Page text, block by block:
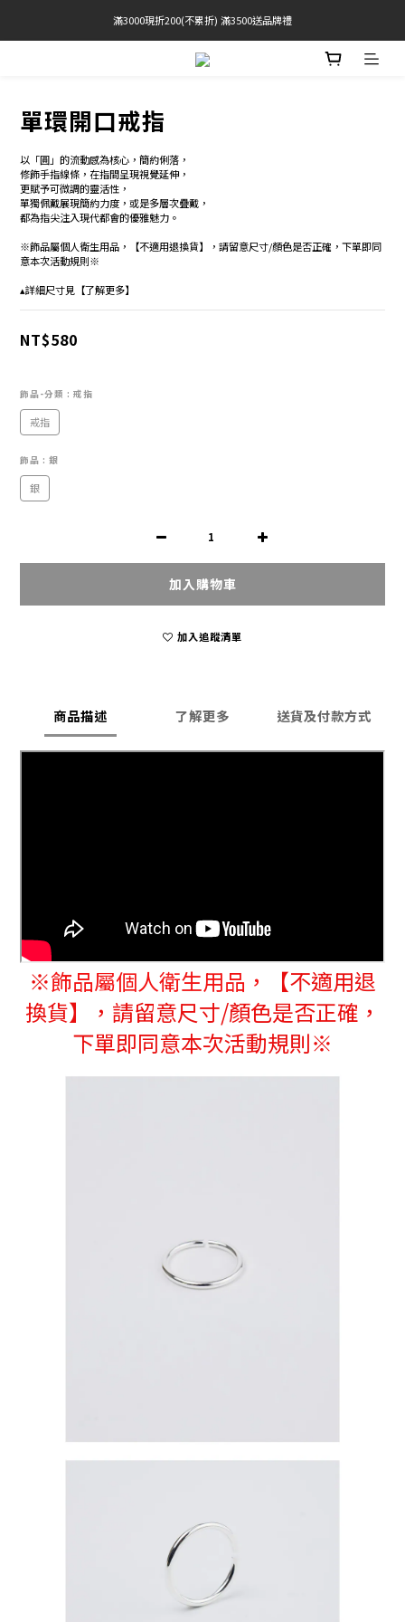
官網限定! 滿千免運(僅限台灣本島)
滿3000現折200(不累折) 滿3500送品牌禮
BRATOP專區買三送一 | 指定專區買一送一
單環開口戒指
以「圓」的流動感為核心，簡約俐落，
修飾手指線條，在指間呈現視覺延伸，
更賦予可微調的靈活性，
單獨佩戴展現簡約力度，或是多層次疊戴，
都為指尖注入現代都會的優雅魅力。
※飾品屬個人衛生用品，【不適用退換貨】，請留意尺寸/顏色是否正確，下單即同
意本次活動規則※
▴詳細尺寸見【了解更多】
NT$580
飾品-分類 : 戒指
戒指
飾品 : 銀
銀
加入購物車
加入追蹤清單
商品描述 了解更多 送貨及付款方式
※飾品屬個人衛生用品，
【不適用退
換貨】，請留意尺寸/顏色是否正確，
下單即同意本次活動規則※